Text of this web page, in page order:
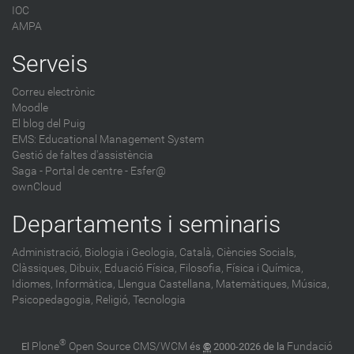
IOC
AMPA
Serveis
Correu electrònic
Moodle
El blog del Puig
EMS: Educational Management System
Gestió de faltes d'assistència
Saga - Portal de centre - Esfer@
ownCloud
Departaments i seminaris
Administració, Biologia i Geologia, Català, Ciències Socials,
Clàssiques, Dibuix, Eduació Física, Filosofia, Física i Química,
Idiomes, Informàtica, Llengua Castellana, Matemàtiques, Música,
Psicopedagogia, Religió, Tecnologia
El Plone® Open Source CMS/WCM és © 2000-2026 de la Fundació